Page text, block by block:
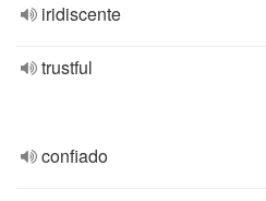
iridiscente
trustful
confiado